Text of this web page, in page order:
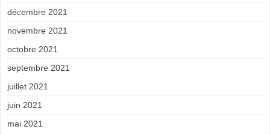
décembre 2021
novembre 2021
octobre 2021
septembre 2021
juillet 2021
juin 2021
mai 2021